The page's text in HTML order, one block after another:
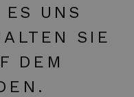
UNS
SIE
DEM